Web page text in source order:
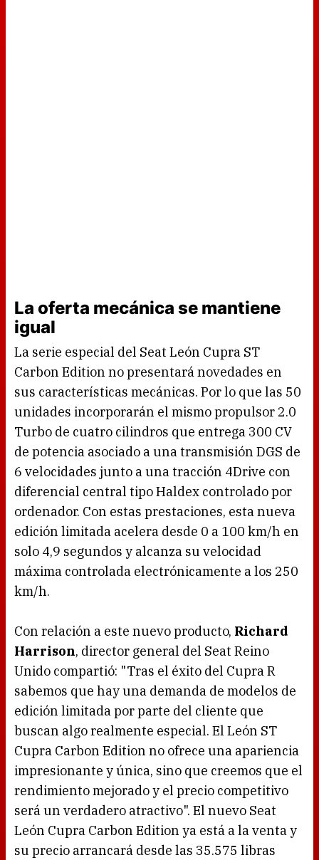
La oferta mecánica se mantiene
igual
La serie especial del Seat León Cupra ST
Carbon Edition no presentará novedades en
sus características mecánicas. Por lo que las 50
unidades incorporarán el mismo propulsor 2.0
Turbo de cuatro cilindros que entrega 300 CV
de potencia asociado a una transmisión DGS de
6 velocidades junto a una tracción 4Drive con
diferencial central tipo Haldex controlado por
ordenador. Con estas prestaciones, esta nueva
edición limitada acelera desde 0 a 100 km/h en
solo 4,9 segundos y alcanza su velocidad
máxima controlada electrónicamente a los 250
km/h.
Con relación a este nuevo producto, Richard
Harrison, director general del Seat Reino
Unido compartió: "Tras el éxito del Cupra R
sabemos que hay una demanda de modelos de
edición limitada por parte del cliente que
buscan algo realmente especial. El León ST
Cupra Carbon Edition no ofrece una apariencia
impresionante y única, sino que creemos que el
rendimiento mejorado y el precio competitivo
será un verdadero atractivo". El nuevo Seat
León Cupra Carbon Edition ya está a la venta y
su precio arrancará desde las 35.575 libras